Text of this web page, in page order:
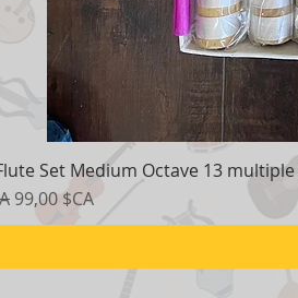
Set Medium Octave 13
Prix promotionnel
99,00 $CA